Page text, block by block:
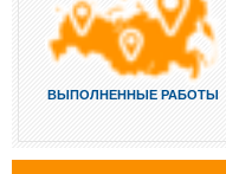
ВЫПОЛНЕННЫЕ РАБОТЫ